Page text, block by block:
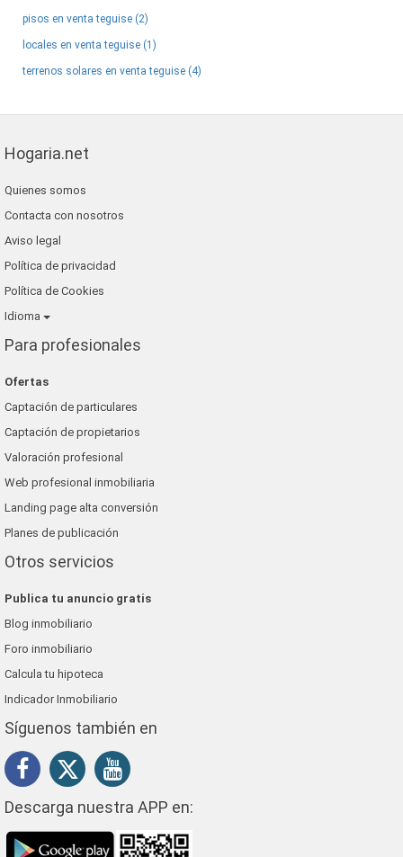
pisos en venta teguise (2)
locales en venta teguise (1)
terrenos solares en venta teguise (4)
Hogaria.net
Quienes somos
Contacta con nosotros
Aviso legal
Política de privacidad
Política de Cookies
Idioma
Para profesionales
Ofertas
Captación de particulares
Captación de propietarios
Valoración profesional
Web profesional inmobiliaria
Landing page alta conversión
Planes de publicación
Otros servicios
Publica tu anuncio gratis
Blog inmobiliario
Foro inmobiliario
Calcula tu hipoteca
Indicador Inmobiliario
Síguenos también en
Descarga nuestra APP en: